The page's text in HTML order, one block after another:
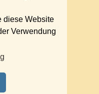
diese Website
Verwendung
Ost